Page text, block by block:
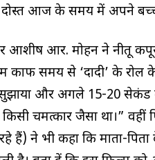
आज के समय में अपने
आशीष आर. मोहन ने नीतू कपूर
काफी समय से ‘दादी’ के
और अगले 15-20 सेकंड
चमत्कार जैसा था।”
हैं) ने भी कहा कि माता-पिता